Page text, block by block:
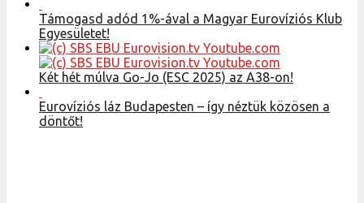
Támogasd adód 1%-ával a Magyar Eurovíziós Klub
Egyesületet!
Két hét múlva Go-Jo (ESC 2025) az A38-on!
Eurovíziós láz Budapesten – így néztük közösen a
döntőt!